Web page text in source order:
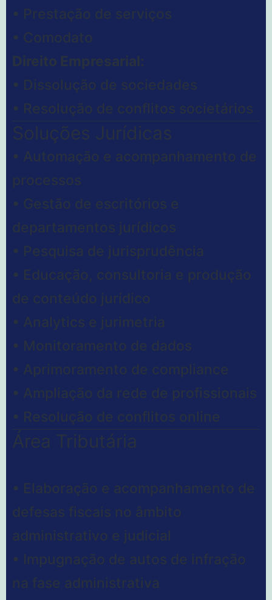
• Prestação de serviços
• Comodato
Direito Empresarial:
• Dissolução de sociedades
• Resolução de conflitos societários
Soluções Jurídicas
• Automação e acompanhamento de
processos
• Gestão de escritórios e
departamentos jurídicos
• Pesquisa de jurisprudência
• Educação, consultoria e produção
de conteúdo jurídico
• Analytics e jurimetria
• Monitoramento de dados
• Aprimoramento de compliance
• Ampliação da rede de profissionais
• Resolução de conflitos online
Área Tributária
• Elaboração e acompanhamento de
defesas fiscais no âmbito
administrativo e judicial
• Impugnação de autos de infração
na fase administrativa